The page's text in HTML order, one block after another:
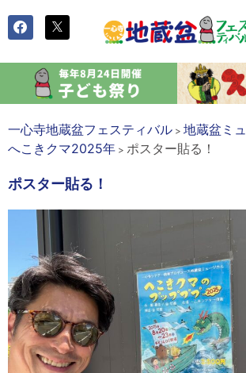
一心寺地蔵盆フェスティバル > 地蔵盆ミ
へこきクマ2025年 > ポスター貼る！
ポスター貼る！